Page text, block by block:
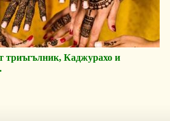
триъгълник, Каджурахо и